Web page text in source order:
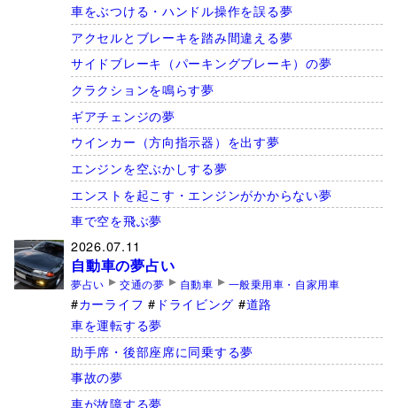
車をぶつける・ハンドル操作を誤る夢
アクセルとブレーキを踏み間違える夢
サイドブレーキ（パーキングブレーキ）の夢
クラクションを鳴らす夢
ギアチェンジの夢
ウインカー（方向指示器）を出す夢
エンジンを空ぶかしする夢
エンストを起こす・エンジンがかからない夢
車で空を飛ぶ夢
2026.07.11
自動車の夢占い
夢占い 交通の夢 自動車 一般乗用車・自家用車
カーライフ ドライビング
道路
車を運転する夢
助手席・後部座席に同乗する夢
事故の夢
車が故障する夢